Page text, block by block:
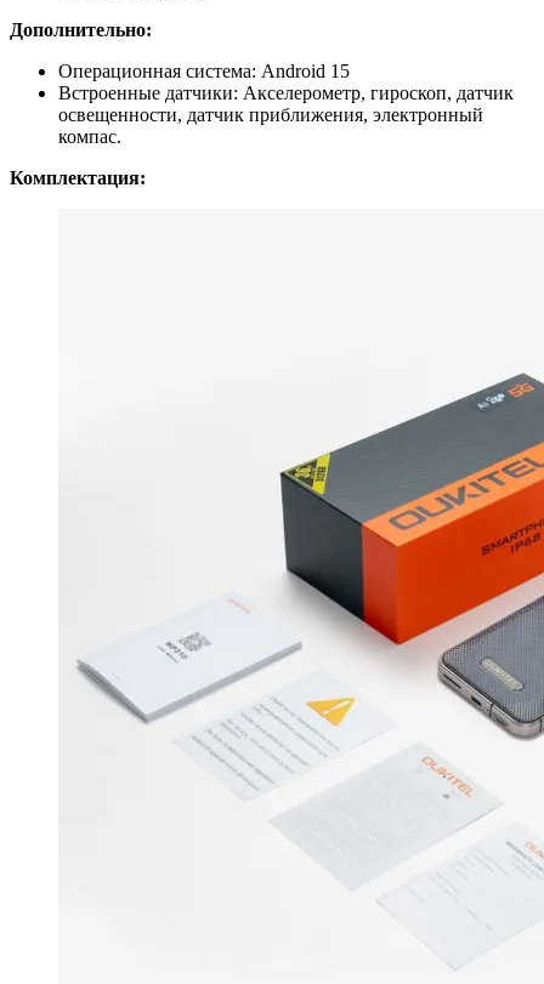
Дополнительно:
Операционная система: Android 15
Встроенные датчики: Акселерометр, гироскоп, датчик
освещенности, датчик приближения, электронный
компас.
Комплектация: